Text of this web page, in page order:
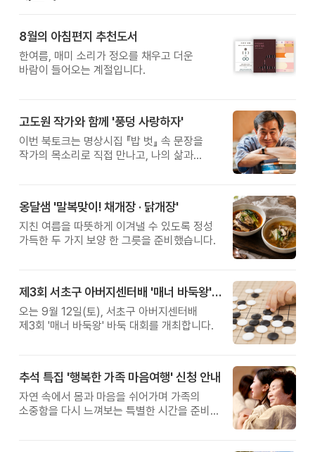
8월의 아침편지 추천도서
한여름, 매미 소리가 정오를 채우고 더운
바람이 들어오는 계절입니다.
고도원 작가와 함께 '풍덩 사랑하자'
이번 북토크는 명상시집 『밥 벗』 속 문장을
작가의 목소리로 직접 만나고, 나의 삶과
옹달샘 '말복맞이! 채개장 · 닭개장'
지친 여름을 따뜻하게 이겨낼 수 있도록 정성
가득한 두 가지 보양 한 그릇을 준비했습니다.
제3회 서초구 아버지센터배 '매너 바둑왕' 대회
오는 9월 12일(토), 서초구 아버지센터배
제3회 '매너 바둑왕' 바둑 대회를 개최합니다.
추석 특집 '행복한 가족 마음여행' 신청 안내
자연 속에서 몸과 마음을 쉬어가며 가족의
소중함을 다시 느껴보는 특별한 시간을 준비해